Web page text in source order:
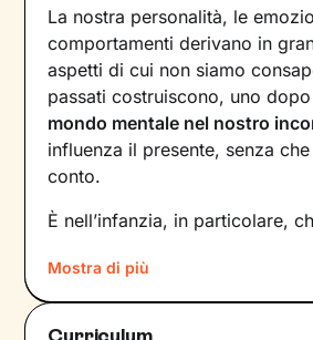
La nostra personalità, le
comportamenti derivano in
aspetti di cui non siamo
passati costruiscono, uno dopo
mondo mentale nel nostro
influenza il presente, senza
conto.
È nell’infanzia, in particolare,
e agire: leesperienze vissute in
infatti, vengono apprese,
riproposte nelle relazioni
Mostra di più